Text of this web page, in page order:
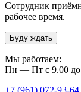
Сотрудник
рабочее время.
Буду ждать
Мы работаем:
Пн — Пт с 9.00 до
+7 (961) 072-93-64